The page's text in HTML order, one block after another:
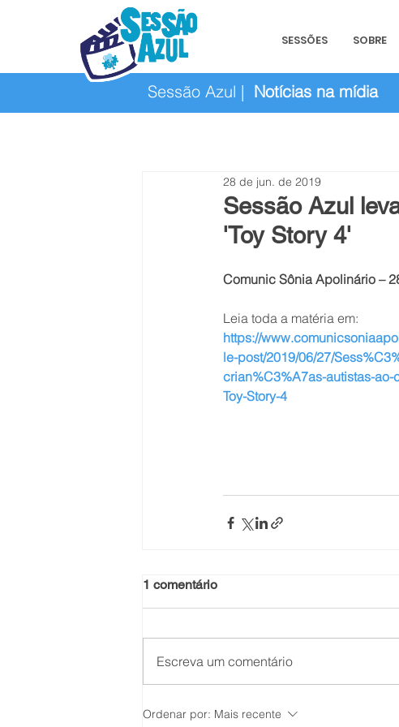
SESSÕES SOBRE
Sessão Azul | Notícias na mídia
Sessão Azul
'Toy Story 4'
28 de jun. de 2019
Comunic Sônia Apolinário –
Leia toda a matéria em:
https://
le-post/2019/06/27/
crian%C3%A7as-autistas-ao-
Toy-Story-4
1 comentário
Escreva um comentário
Ordenar por: Mais recente